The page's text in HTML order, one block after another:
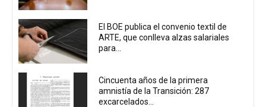
El BOE publica el convenio textil de
ARTE, que conlleva alzas salariales
para...
Cincuenta años de la primera
amnistía de la Transición: 287
excarcelados...